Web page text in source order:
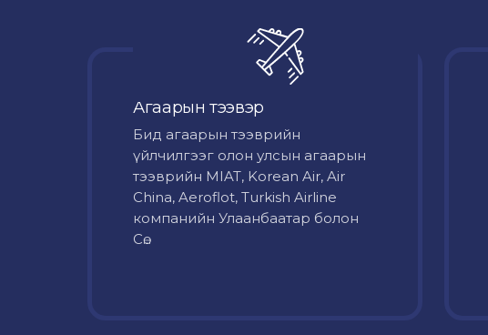
Агаарын тээвэр
Бид агаарын тээврийн
үйлчилгээг олон улсын агаарын
тээврийн MIAT, Korean Air, Air
China, Aeroflot, Turkish Airline
компанийн Улаанбаатар болон
Сө...